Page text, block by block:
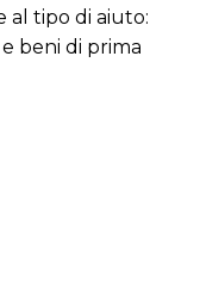
al tipo di aiuto:
beni di prima